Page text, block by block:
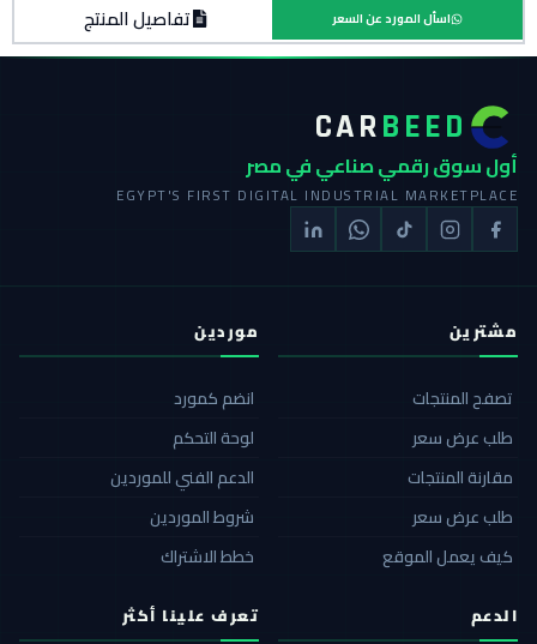
تفاصيل المنتج اسأل المورد عن السعر
CARBEED
أول سوق رقمي صناعي في مصر
EGYPT'S FIRST DIGITAL INDUSTRIAL MARKETPLACE
مشترين
تصفح المنتجات
طلب عرض سعر
مقارنة المنتجات
طلب عرض سعر
كيف يعمل الموقع
موردين
انضم كمورد
لوحة التحكم
الدعم الفني للموردين
شروط الموردين
خطط الاشتراك
الدعم تعرف علينا أكثر